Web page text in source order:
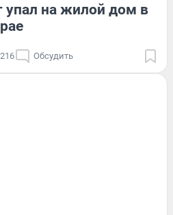
упал на жилой дом в
Обсудить